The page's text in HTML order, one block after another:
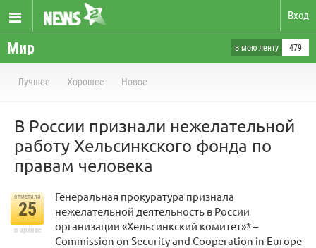
Вход
Мир в мою ленту 479
Лучшее Хорошее Новое
В России признали нежелательной
работу Хельсинкского фонда по
правам человека
отметили
25
в архиве
Генеральная прокуратура признала
нежелательной деятельность в России
организации «Хельсинкский комитет»* –
Commission on Security and Cooperation in Europe